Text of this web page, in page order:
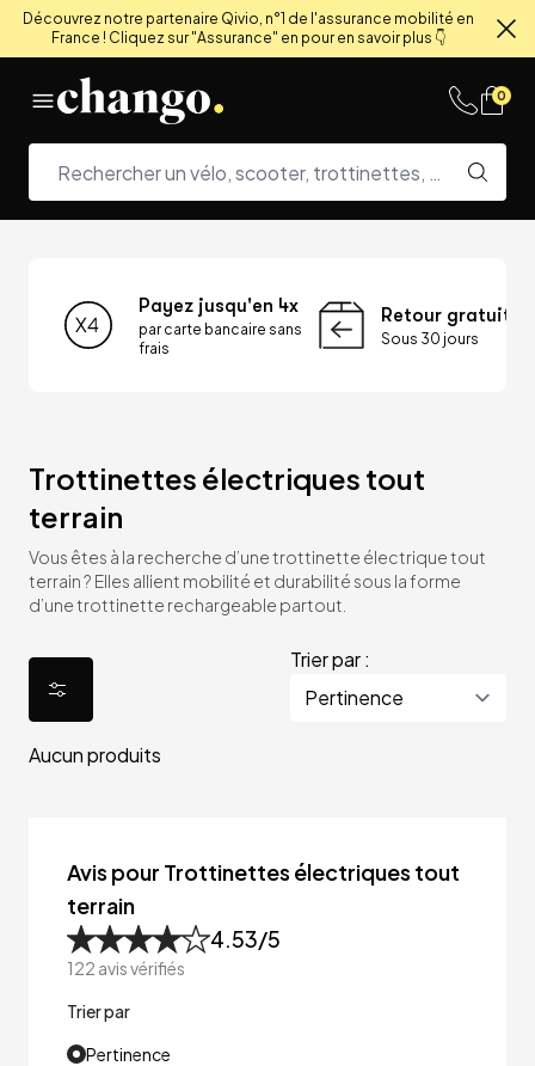
Découvrez notre partenaire Qivio, n°1 de l'assurance mobilité en
France ! Cliquez sur "Assurance" en pour en savoir plus 👇
0
Payez jusqu'en 4x
par carte bancaire sans
frais
Retour gratuit
Sous 30 jours
Trottinettes électriques tout
terrain
Vous êtes à la recherche d’une trottinette électrique tout
terrain ? Elles allient mobilité et durabilité sous la forme
d’une trottinette rechargeable partout.
Trier par :
Aucun produits
Avis pour Trottinettes électriques tout
terrain
4.53/5
122 avis vérifiés
Trier par
Pertinence